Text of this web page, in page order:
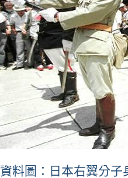
資料圖：日本右翼分